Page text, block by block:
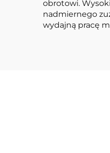
obrotowi.
nadmiernego
wydajną pracę